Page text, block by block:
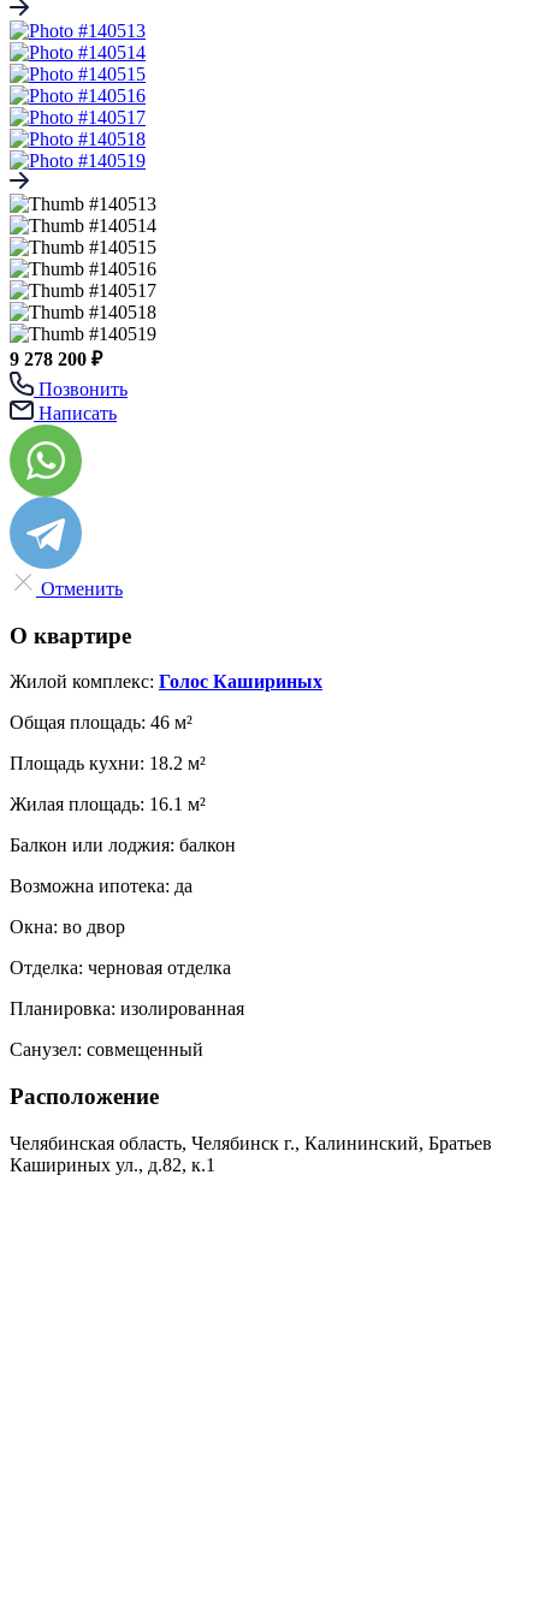
9 278 200 ₽
Позвонить
Написать
Отменить
О квартире
Жилой комплекс: Голос Кашириных
Общая площадь: 46 м²
Площадь кухни: 18.2 м²
Жилая площадь: 16.1 м²
Балкон или лоджия: балкон
Возможна ипотека: да
Окна: во двор
Отделка: черновая отделка
Планировка: изолированная
Санузел: совмещенный
Расположение
Челябинская область, Челябинск г., Калининский, Братьев
Кашириных ул., д.82, к.1